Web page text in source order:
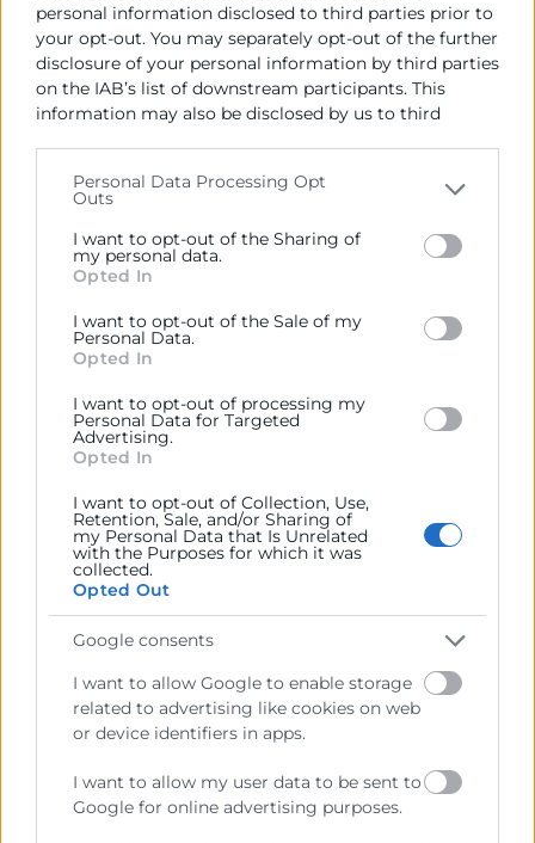
personal information disclosed to third parties prior to
your opt-out. You may separately opt-out of the further
disclosure of your personal information by third parties
on the IAB’s list of downstream participants. This
information may also be disclosed by us to third
Please note that this website/app uses one or more
Google services and may gather and store information
including but not limited to your visit or usage
behaviour. You may click to grant or deny consent to
below specified purposes in below Google consent
section.
Personal Data Processing Opt
Outs
I want to opt-out of the Sharing of
my personal data.
Opted In
I want to opt-out of the Sale of my
Personal Data.
Opted In
I want to opt-out of processing my
Personal Data for Targeted
Advertising.
Opted In
I want to opt-out of Collection, Use,
Retention, Sale, and/or Sharing of
my Personal Data that Is Unrelated
with the Purposes for which it was
collected.
Opted Out
Google consents
I want to allow Google to enable storage
related to advertising like cookies on web
or device identifiers in apps.
I want to allow my user data to be sent to
Google for online advertising purposes.
Banco Santander y Cámara de
Valencia lanzan la novena edición
del Premio Pyme del Año
Las empresas interesadas podrán presentar las
candidaturas a través de la página web de la Cámara
de Valencia desde el 19 de febrero hasta
20 de febrero de 2025